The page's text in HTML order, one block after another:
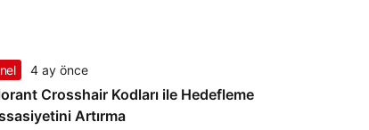
4 ay önce
Crosshair Kodları ile Hedefleme
Artırma